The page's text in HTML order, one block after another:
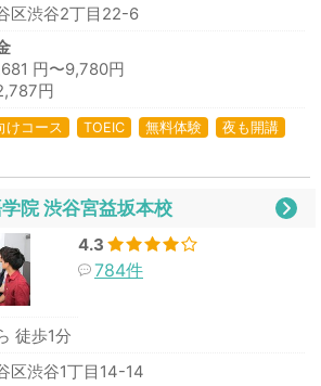
区渋谷2丁目22-6
円〜9,780円
円
けコース TOEIC 無料体験
夜も開講
学院 渋谷宮益坂本校
4.3
784件
徒歩1分
区渋谷1丁目14-14